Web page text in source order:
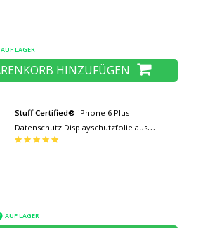
AUF LAGER
HINZUFÜGEN
Stuff Certified® iPhone 6 Plus
Datenschutz Displayschutzfolie aus
gehärtetem Glas Folie aus gehärtetem
AUF LAGER